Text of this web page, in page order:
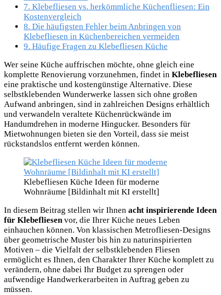
7. Klebefliesen vs. herkömmliche Küchenfliesen: Ein
Kostenvergleich
8. Die häufigsten Fehler beim Anbringen von
Klebefliesen in Küchenbereichen vermeiden
9. Häufige Fragen zu Klebefliesen Küche
Wer seine Küche auffrischen möchte, ohne gleich eine
komplette Renovierung vorzunehmen, findet in Klebefliesen
eine praktische und kostengünstige Alternative. Diese
selbstklebenden Wunderwerke lassen sich ohne großen
Aufwand anbringen, sind in zahlreichen Designs erhältlich
und verwandeln veraltete Küchenrückwände im
Handumdrehen in moderne Hingucker. Besonders für
Mietwohnungen bieten sie den Vorteil, dass sie meist
rückstandslos entfernt werden können.
Klebefliesen Küche Ideen für moderne
Wohnräume [Bildinhalt mit KI erstellt]
In diesem Beitrag stellen wir Ihnen acht inspirierende Ideen
für Klebefliesenvor, die Ihrer Küche neues Leben
einhauchen können. Von klassischen Metrofliesen-Designs
über geometrische Muster bis hin zu naturinspirierten
Motiven – die Vielfalt der selbstklebenden Fliesen
ermöglicht es Ihnen, den Charakter Ihrer Küche komplett zu
verändern, ohne dabei Ihr Budget zu sprengen oder
aufwendige Handwerkerarbeiten in Auftrag geben zu
müssen.